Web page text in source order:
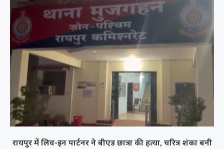
रायपुर में लिव-इन पार्टनर ने बीएड छात्रा की हत्या, चरित्र शंका बनी